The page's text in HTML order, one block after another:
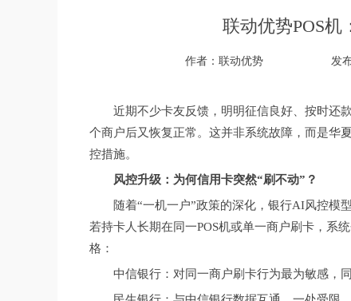
联动优势POS机
作者：联动优势 发
近期不少卡友反馈，明明征信良好、按时还
个商户后又恢复正常。这并非系统故障，而是华
控措施。
风控升级：为何信用卡突然“刷不动”？
随着“一机一户”政策的深化，银行AI风控模
若持卡人长期在同一POS机或单一商户刷卡，系
格：
中信银行：对同一商户刷卡行为最为敏感，